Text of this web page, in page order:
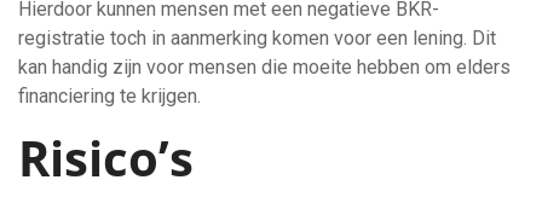
Hierdoor kunnen mensen met een negatieve BKR-
registratie toch in aanmerking komen voor een lening. Dit
kan handig zijn voor mensen die moeite hebben om elders
financiering te krijgen.
Risico’s